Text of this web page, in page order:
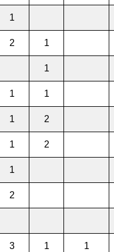
1
2 1
1
1 1
1 2
1 2
1
2
3 1 1